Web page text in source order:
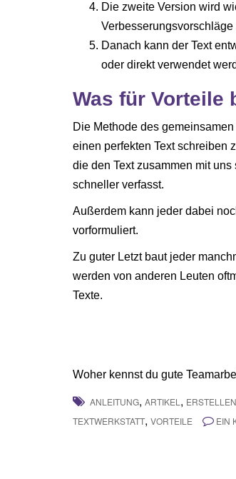
Die zweite Version wird
Danach kann der Text
oder direkt verwendet
Was für Vorteile
Die Methode des
einen perfekten Text schreiben
die den Text zusammen mit
schneller verfasst.
Außerdem kann jeder dabei
vorformuliert.
Zu guter Letzt baut jeder
werden von anderen Leuten
Texte.
Woher kennst du gute
ANLEITUNG, ARTIKEL ,
TEXTWERKSTATT, VORTEILE EIN